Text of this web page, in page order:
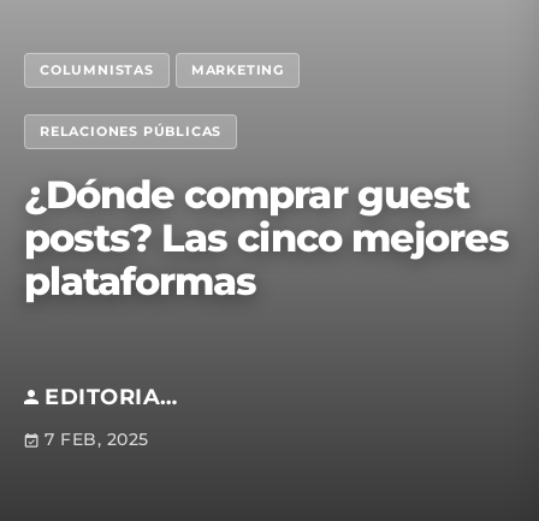
COLUMNISTAS MARKETING
RELACIONES PÚBLICAS
¿Dónde comprar guest
posts? Las cinco mejores
plataformas
EDITORIAL S.M
7 FEB, 2025